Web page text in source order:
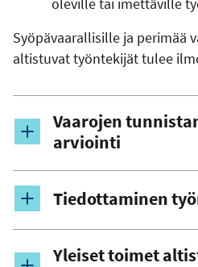
Syöpävaarallisille ja perimää
altistuvat työntekijät tulee
Vaarojen
arviointi
Tiedottaminen
Yleiset toimet